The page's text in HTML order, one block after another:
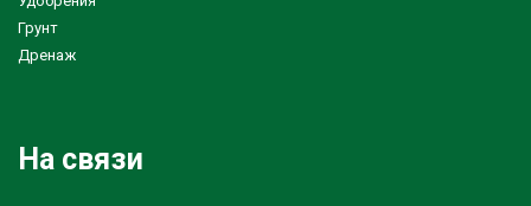
Грунт
Дренаж
На связи